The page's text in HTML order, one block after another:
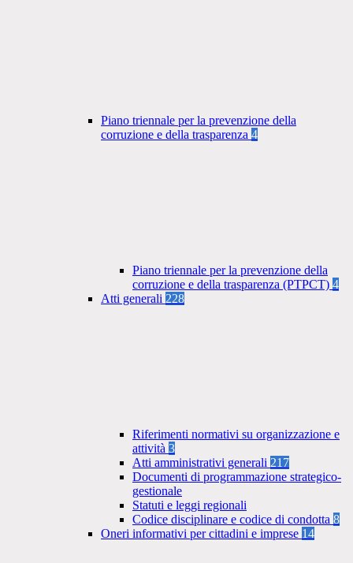
Piano triennale per la prevenzione della
corruzione e della trasparenza 4
Piano triennale per la prevenzione della
corruzione e della trasparenza (PTPCT) 4
Atti generali 228
Riferimenti normativi su organizzazione e
attività 3
Atti amministrativi generali 217
Documenti di programmazione strategico-
gestionale
Statuti e leggi regionali
Codice disciplinare e codice di condotta 8
Oneri informativi per cittadini e imprese 14